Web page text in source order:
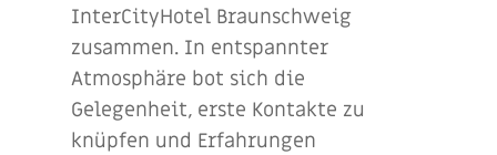
InterCityHotel Braunschweig
zusammen. In entspannter
Atmosphäre bot sich die
Gelegenheit, erste Kontakte zu
knüpfen und Erfahrungen